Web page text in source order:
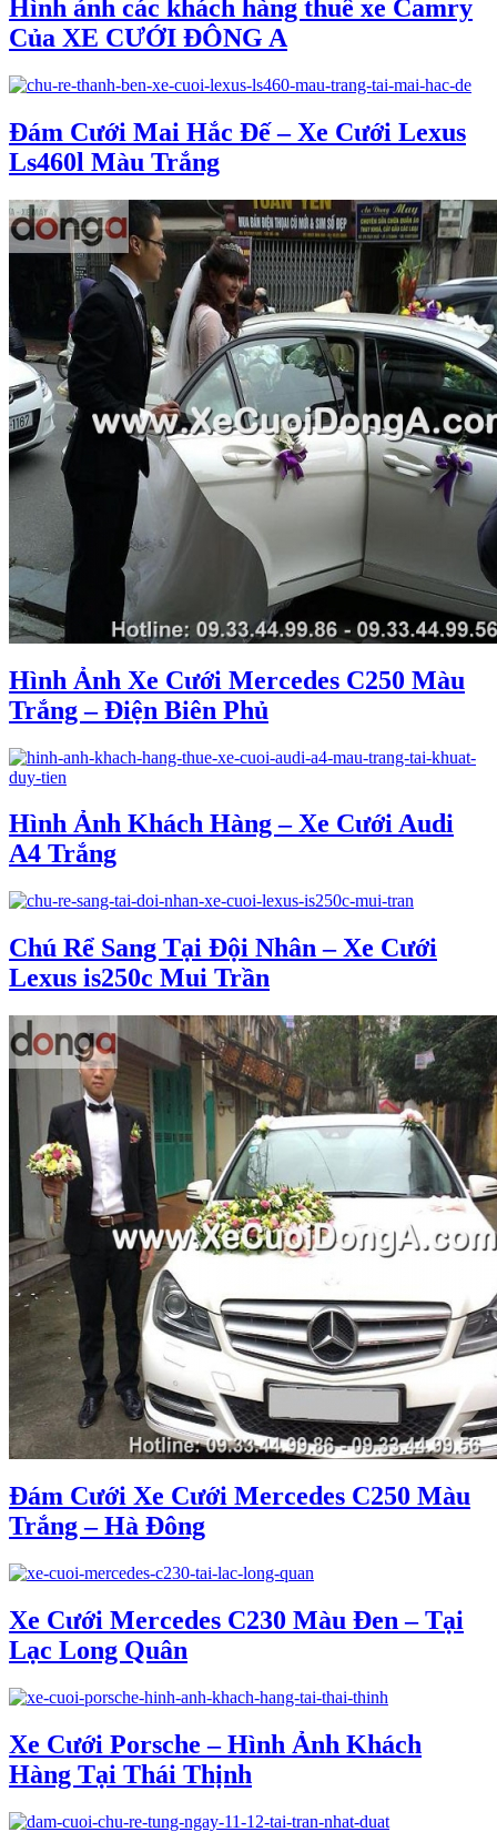
Hình ảnh các khách hàng thuê xe Camry
Của XE CƯỚI ĐÔNG A
Đám Cưới Mai Hắc Đế – Xe Cưới Lexus
Ls460l Màu Trắng
Hình Ảnh Xe Cưới Mercedes C250 Màu
Trắng – Điện Biên Phủ
Hình Ảnh Khách Hàng – Xe Cưới Audi
A4 Trắng
Chú Rể Sang Tại Đội Nhân – Xe Cưới
Lexus is250c Mui Trần
Đám Cưới Xe Cưới Mercedes C250 Màu
Trắng – Hà Đông
Xe Cưới Mercedes C230 Màu Đen – Tại
Lạc Long Quân
Xe Cưới Porsche – Hình Ảnh Khách
Hàng Tại Thái Thịnh